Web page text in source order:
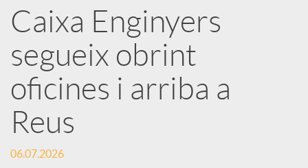
a
r
x
e
Caixa Enginyers
segueix obrint
oficines i arriba a
Reus
06.07.2026